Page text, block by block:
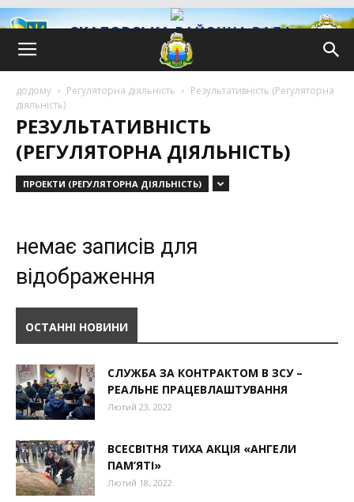
додому Регуляторна діяльність
Результативність (Регуляторна
діяльність)
РЕЗУЛЬТАТИВНІСТЬ
(РЕГУЛЯТОРНА ДІЯЛЬНІСТЬ)
ПРОЕКТИ (РЕГУЛЯТОРНА ДІЯЛЬНІСТЬ)
немає записів для
відображення
ОСТАННІ НОВИНИ
СЛУЖБА ЗА КОНТРАКТОМ В ЗСУ –
РЕАЛЬНЕ ПРАЦЕВЛАШТУВАННЯ
Лютий 23, 2022
ВСЕСВІТНЯ ТИХА АКЦІЯ «АНГЕЛИ
ПАМ’ЯТІ»
Лютий 18, 2022